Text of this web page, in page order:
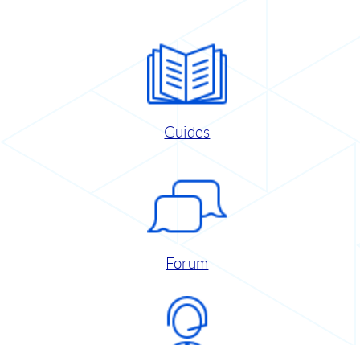
Guides
Forum